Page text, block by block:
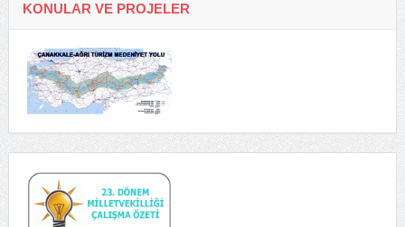
KONULAR VE PROJELER